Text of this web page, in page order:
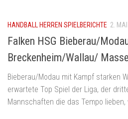
HANDBALL HERREN SPIELBERICHTE 2.
Falken HSG Bieberau/
Breckenheim/Wallau/
Bieberau/Modau mit Kampf starken
erwartete Top Spiel der Liga, der
Mannschaften die das Tempo lieben,